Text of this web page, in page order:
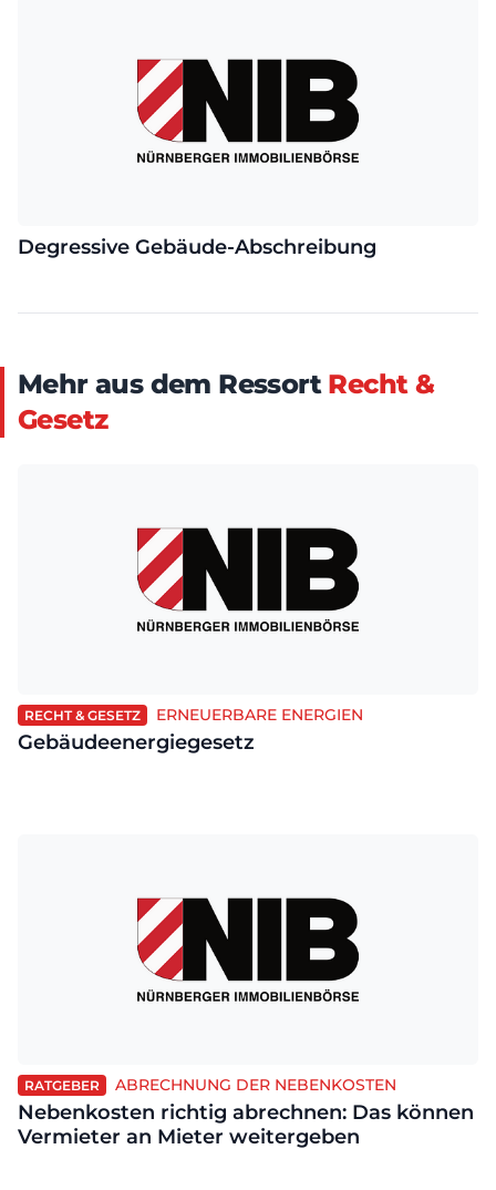
Degressive Gebäude-Abschreibung
Mehr aus dem Ressort Recht &
Gesetz
RECHT & GESETZ ERNEUERBARE ENERGIEN
Gebäudeenergiegesetz
RATGEBER ABRECHNUNG DER NEBENKOSTEN
Nebenkosten richtig abrechnen: Das können
Vermieter an Mieter weitergeben